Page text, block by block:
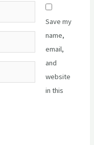
Save my
name,
email,
and
website
in this